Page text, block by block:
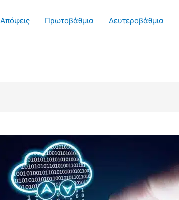
Απόψεις Πρωτοβάθμια Δευτεροβάθμια